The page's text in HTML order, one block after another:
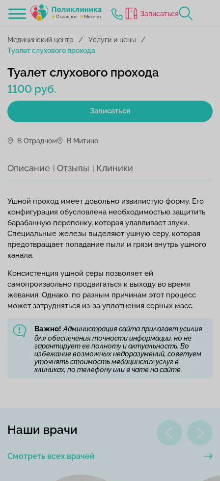
Записаться
Медицинский центр
Услуги и цены
Туалет слухового прохода
1100 руб.
Записаться
Туалет слухового прохода
В Отрадном В Митино
Описание Отзывы Клиники
Ушной проход имеет довольно извилистую форму. Его
конфигурация обусловлена необходимостью защитить
барабанную перепонку, которая улавливает звуки.
Специальные железы выделяют ушную серу, которая
предотвращает попадание пыли и грязи внутрь ушного
канала.
Консистенция ушной серы позволяет ей
самопроизвольно продвигаться к выходу во время
жевания. Однако, по разным причинам этот процесс
может затрудняться из-за уплотнения серных масс.
Важно! Администрация сайта прилагает усилия
для обеспечения точности информации, но не
гарантирует ее полноту и актуальность. Во
избежание возможных недоразумений, советуем
уточнять стоимость медицинских услуг в
клиниках, по телефону или в чате на сайте.
Смотреть всех врачей
Наши врачи